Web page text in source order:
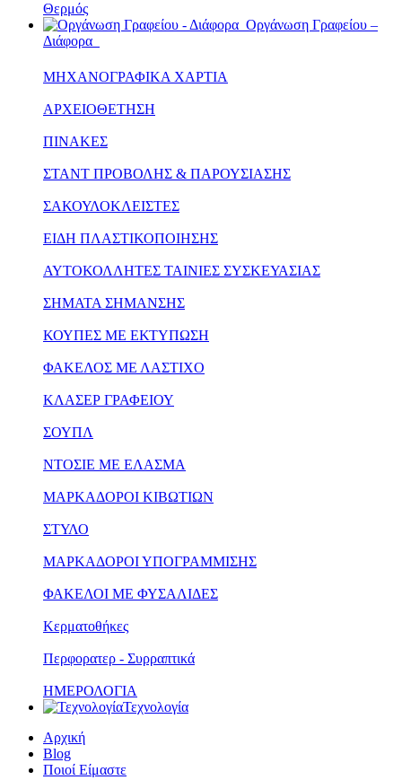
Θερμός
Οργάνωση Γραφείου –
Διάφορα
ΜΗΧΑΝΟΓΡΑΦΙΚΑ ΧΑΡΤΙΑ
ΑΡΧΕΙΟΘΕΤΗΣΗ
ΠΙΝΑΚΕΣ
ΣΤΑΝΤ ΠΡΟΒΟΛΗΣ & ΠΑΡΟΥΣΙΑΣΗΣ
ΣΑΚΟΥΛΟΚΛΕΙΣΤΕΣ
ΕΙΔΗ ΠΛΑΣΤΙΚΟΠΟΙΗΣΗΣ
ΑΥΤΟΚΟΛΛΗΤΕΣ ΤΑΙΝΙΕΣ ΣΥΣΚΕΥΑΣΙΑΣ
ΣΗΜΑΤΑ ΣΗΜΑΝΣΗΣ
ΚΟΥΠΕΣ ΜΕ ΕΚΤΥΠΩΣΗ
ΦΑΚΕΛΟΣ ΜΕ ΛΑΣΤΙΧΟ
ΚΛΑΣΕΡ ΓΡΑΦΕΙΟΥ
ΣΟΥΠΛ
ΝΤΟΣΙΕ ΜΕ ΕΛΑΣΜΑ
ΜΑΡΚΑΔΟΡΟΙ ΚΙΒΩΤΙΩΝ
ΣΤΥΛΟ
ΜΑΡΚΑΔΟΡΟΙ ΥΠΟΓΡΑΜΜΙΣΗΣ
ΦΑΚΕΛΟΙ ΜΕ ΦΥΣΑΛΙΔΕΣ
Κερματοθήκες
Περφορατερ - Συρραπτικά
ΗΜΕΡΟΛΟΓΙΑ
Τεχνολογία
Αρχική
Blog
Ποιοί Είμαστε